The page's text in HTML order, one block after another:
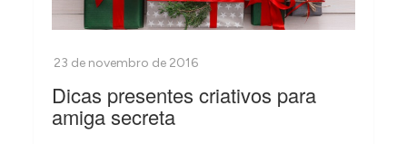
Dicas presentes criativos para
amiga secreta